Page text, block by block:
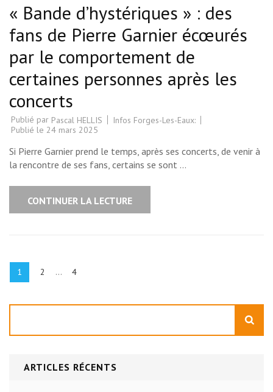
« Bande d’hystériques » : des
fans de Pierre Garnier écœurés
par le comportement de
certaines personnes après les
concerts
Publié par Pascal HELLIS
Infos Forges-Les-Eaux:
Publié le 24 mars 2025
Si Pierre Garnier prend le temps, après ses concerts, de venir à
la rencontre de ses fans, certains se sont …
CONTINUER LA LECTURE
Pagination
des
publications
Page
1 Page
2 … Page
4
ARTICLES RÉCENTS